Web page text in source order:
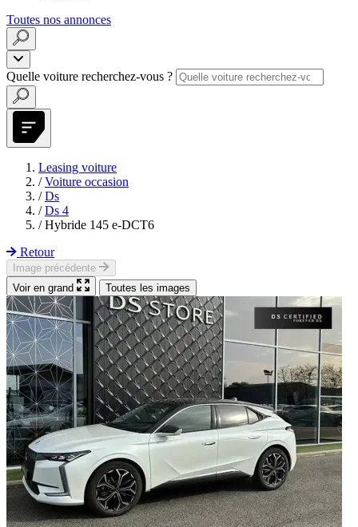
Toutes nos annonces
Quelle voiture recherchez-vous ?
Leasing voiture
/ Voiture occasion
/ Ds
/ Ds 4
/ Hybride 145 e-DCT6
Retour
Image précédente
Voir en grand
Toutes les images